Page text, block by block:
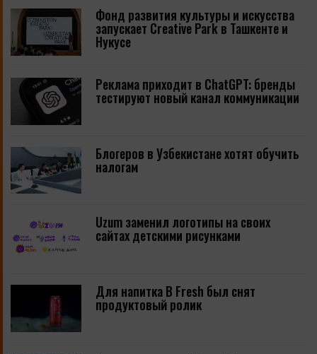
Фонд развития культуры и искусства
запускает Creative Park в Ташкенте и
Нукусе
Реклама приходит в ChatGPT: бренды
тестируют новый канал коммуникации
Блогеров в Узбекистане хотят обучить
налогам
Uzum заменил логотипы на своих
сайтах детскими рисунками
Для напитка B Fresh был снят
продуктовый ролик